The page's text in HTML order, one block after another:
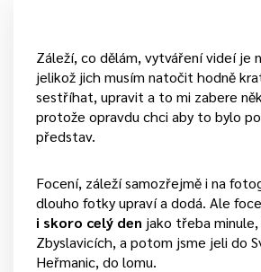
Záleží, co dělám, vytváření videí je
jelikož jich musím natočit hodně
sestříhat, upravit a to mi zabere
protože opravdu chci aby to bylo
představ.
Focení, záleží samozřejmě i na
dlouho fotky upraví a dodá. Ale
i skoro celý den jako třeba
Zbyslavicích, a potom jsme jeli do
Heřmanic, do lomu.